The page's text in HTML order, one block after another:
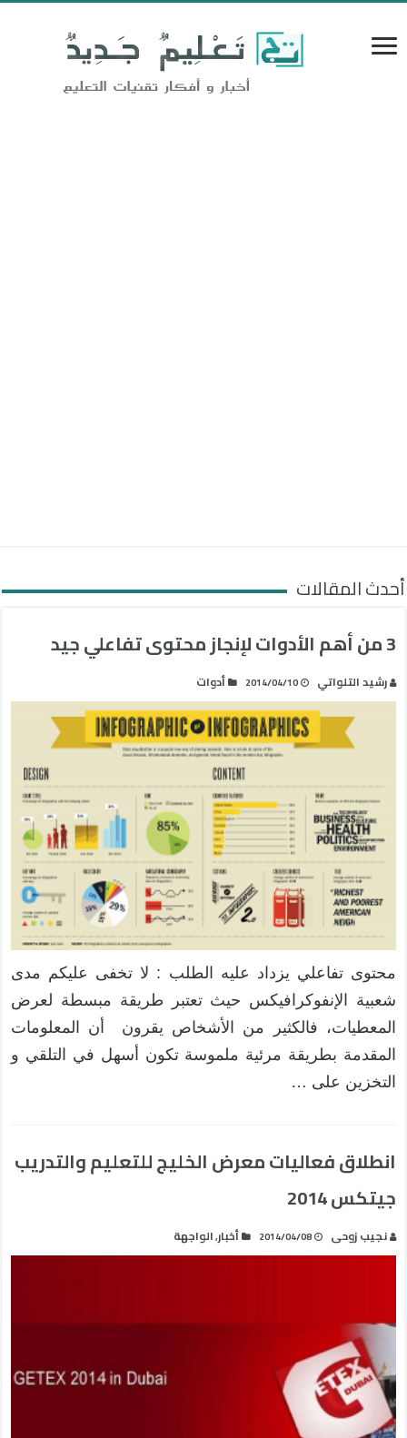
أحدث المقالات
3 من أهم الأدوات لإنجاز محتوى تفاعلي جيد
رشيد التلواتي 2014/04/10 أدوات
محتوى تفاعلي يزداد عليه الطلب : لا تخفى عليكم مدى
شعبية الإنفوكرافيكس حيث تعتبر طريقة مبسطة لعرض
المعطيات، فالكثير من الأشخاص يقرون أن المعلومات
المقدمة بطريقة مرئية ملموسة تكون أسهل في التلقي و
التخزين على …
انطلاق فعاليات معرض الخليج للتعليم والتدريب
جيتكس 2014
نجيب زوحى 2014/04/08 أخبار,الواجهة